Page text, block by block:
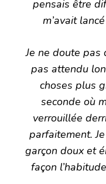
pensais être
m’avait
Je ne doute pas
pas attendu
choses plus
seconde où
verrouillée
parfaitement.
garçon doux et
façon